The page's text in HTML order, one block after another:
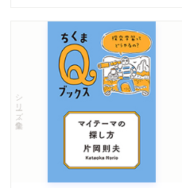
シリーズ・全集